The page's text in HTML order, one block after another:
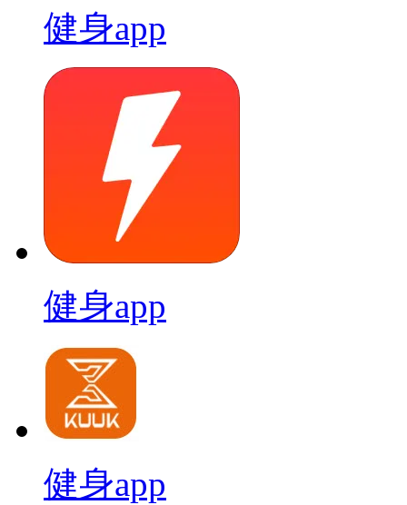
健身app
健身app
健身app